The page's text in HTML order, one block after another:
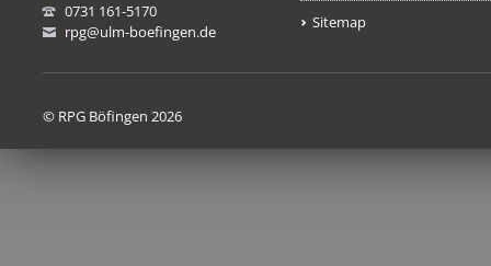
0731 161-5170
rpg@ulm-boefingen.de
Sitemap
© RPG Böfingen 2026